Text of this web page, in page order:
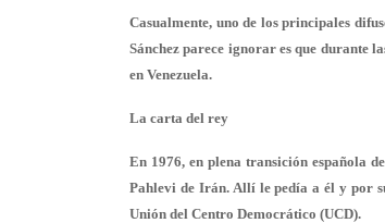
Casualmente, uno de los principales
Sánchez parece ignorar es que durante
en Venezuela.
La carta del rey
En 1976, en plena transición española
Pahlevi de Irán. Allí le pedía a él y por
Unión del Centro Democrático (UCD).